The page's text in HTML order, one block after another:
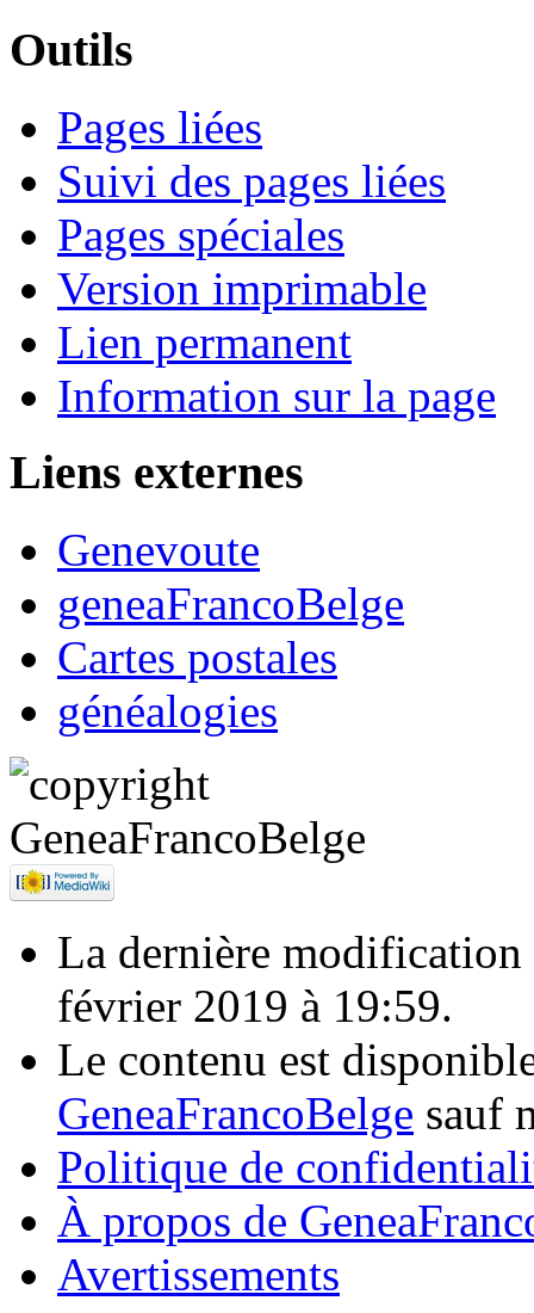
Outils
Pages liées
Suivi des pages liées
Pages spéciales
Version imprimable
Lien permanent
Information sur la page
Liens externes
Genevoute
geneaFrancoBelge
Cartes postales
généalogies
La dernière modification
février 2019 à 19:59.
Le contenu est
GeneaFrancoBelge sauf
Politique de
À propos de
Avertissements